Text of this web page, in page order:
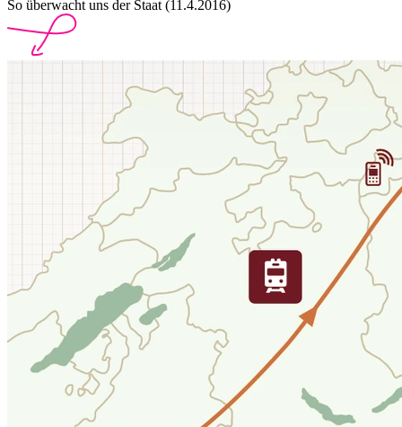
So überwacht uns der Staat (11.4.2016)